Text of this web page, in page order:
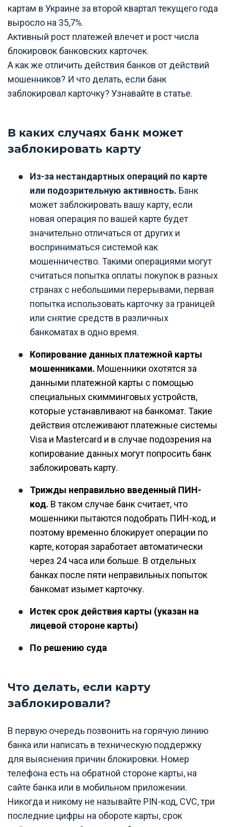
картам в Украине за второй квартал текущего года
выросло на 35,7%.
Активный рост платежей влечет и рост числа
блокировок банковских карточек.
А как же отличить действия банков от действий
мошенников? И что делать, если банк
заблокировал карточку? Узнавайте в статье.
В каких случаях банк может
заблокировать карту
Из-за нестандартных операций по карте
или подозрительную активность. Банк
может заблокировать вашу карту, если
новая операция по вашей карте будет
значительно отличаться от других и
восприниматься системой как
мошенничество. Такими операциями могут
считаться попытка оплаты покупок в разных
странах с небольшими перерывами, первая
попытка использовать карточку за границей
или снятие средств в различных
банкоматах в одно время.
Копирование данных платежной карты
мошенниками. Мошенники охотятся за
данными платежной карты с помощью
специальных скимминговых устройств,
которые устанавливают на банкомат. Такие
действия отслеживают платежные системы
Visa и Mastercard и в случае подозрения на
копирование данных могут попросить банк
заблокировать карту.
Трижды неправильно введенный ПИН-
код. В таком случае банк считает, что
мошенники пытаются подобрать ПИН-код, и
поэтому временно блокирует операции по
карте, которая заработает автоматически
через 24 часа или больше. В отдельных
банках после пяти неправильных попыток
банкомат изымет карточку.
Истек срок действия карты (указан на
лицевой стороне карты)
По решению суда
Что делать, если карту
заблокировали?
В первую очередь позвонить на горячую линию
банка или написать в техническую поддержку
для выяснения причин блокировки. Номер
телефона есть на обратной стороне карты, на
сайте банка или в мобильном приложении.
Никогда и никому не называйте PIN-код, CVC, три
последние цифры на обороте карты, срок